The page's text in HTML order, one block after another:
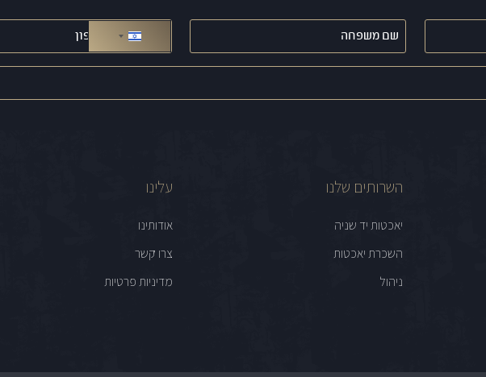
שם
משפחה
(חובה)
טלפון
(חובה)ישראל +972
השרותים שלנו
יאכטות יד שניה
השכרת יאכטות
ניהול
עלינו
אודותינו
צרו קשר
מדיניות פרטיות